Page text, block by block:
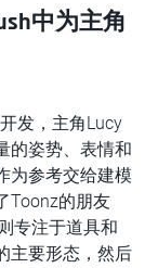
中为主角
发，主角Lucy
的姿势、表情和
为参考交给建模
Toonz的朋友
专注于道具和
主要形态，然后